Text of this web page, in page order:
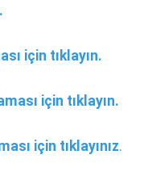
için tıklayın.
için tıklayın.
için tıklayınız.